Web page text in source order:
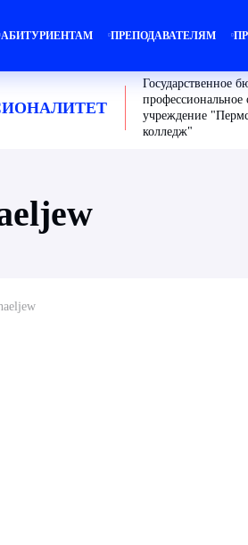
АБИТУРИЕНТАМ ПРЕПОДАВАТЕЛЯМ
Государственное
профессиональное
учреждение
колледж"